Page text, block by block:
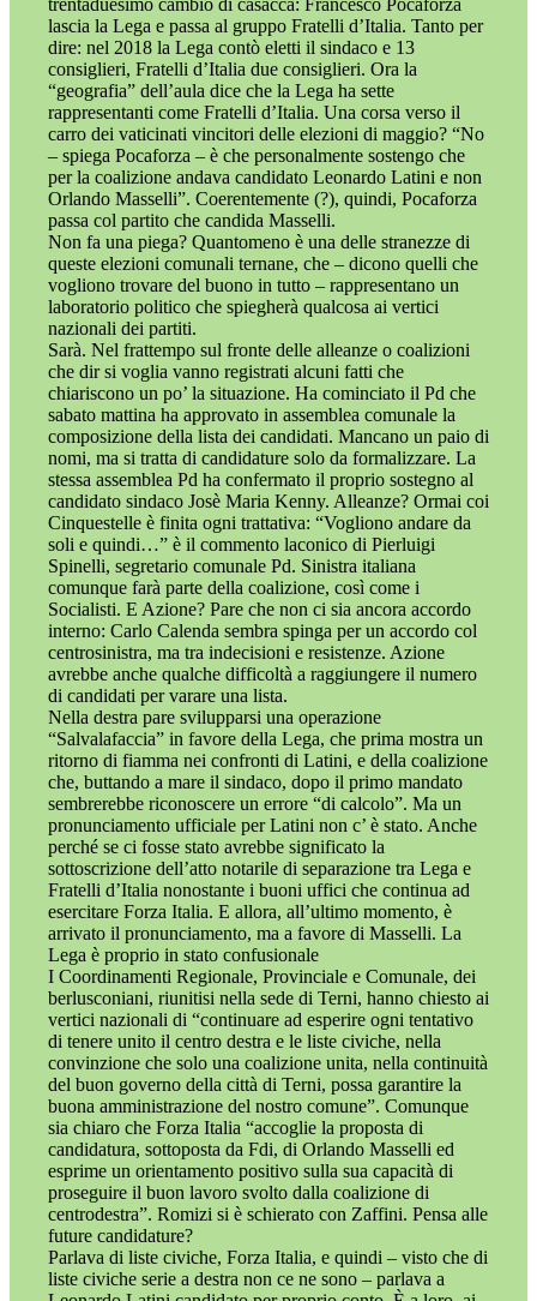
trentaduesimo cambio di casacca: Francesco Pocaforza
lascia la Lega e passa al gruppo Fratelli d’Italia. Tanto per
dire: nel 2018 la Lega contò eletti il sindaco e 13
consiglieri, Fratelli d’Italia due consiglieri. Ora la
“geografia” dell’aula dice che la Lega ha sette
rappresentanti come Fratelli d’Italia. Una corsa verso il
carro dei vaticinati vincitori delle elezioni di maggio? “No
– spiega Pocaforza – è che personalmente sostengo che
per la coalizione andava candidato Leonardo Latini e non
Orlando Masselli”. Coerentemente (?), quindi, Pocaforza
passa col partito che candida Masselli.
Non fa una piega? Quantomeno è una delle stranezze di
queste elezioni comunali ternane, che – dicono quelli che
vogliono trovare del buono in tutto – rappresentano un
laboratorio politico che spiegherà qualcosa ai vertici
nazionali dei partiti.
Sarà. Nel frattempo sul fronte delle alleanze o coalizioni
che dir si voglia vanno registrati alcuni fatti che
chiariscono un po’ la situazione. Ha cominciato il Pd che
sabato mattina ha approvato in assemblea comunale la
composizione della lista dei candidati. Mancano un paio di
nomi, ma si tratta di candidature solo da formalizzare. La
stessa assemblea Pd ha confermato il proprio sostegno al
candidato sindaco Josè Maria Kenny. Alleanze? Ormai coi
Cinquestelle è finita ogni trattativa: “Vogliono andare da
soli e quindi…” è il commento laconico di Pierluigi
Spinelli, segretario comunale Pd. Sinistra italiana
comunque farà parte della coalizione, così come i
Socialisti. E Azione? Pare che non ci sia ancora accordo
interno: Carlo Calenda sembra spinga per un accordo col
centrosinistra, ma tra indecisioni e resistenze. Azione
avrebbe anche qualche difficoltà a raggiungere il numero
di candidati per varare una lista.
Nella destra pare svilupparsi una operazione
“Salvalafaccia” in favore della Lega, che prima mostra un
ritorno di fiamma nei confronti di Latini, e della coalizione
che, buttando a mare il sindaco, dopo il primo mandato
sembrerebbe riconoscere un errore “di calcolo”. Ma un
pronunciamento ufficiale per Latini non c’ è stato. Anche
perché se ci fosse stato avrebbe significato la
sottoscrizione dell’atto notarile di separazione tra Lega e
Fratelli d’Italia nonostante i buoni uffici che continua ad
esercitare Forza Italia. E allora, all’ultimo momento, è
arrivato il pronunciamento, ma a favore di Masselli. La
Lega è proprio in stato confusionale
I Coordinamenti Regionale, Provinciale e Comunale, dei
berlusconiani, riunitisi nella sede di Terni, hanno chiesto ai
vertici nazionali di “continuare ad esperire ogni tentativo
di tenere unito il centro destra e le liste civiche, nella
convinzione che solo una coalizione unita, nella continuità
del buon governo della città di Terni, possa garantire la
buona amministrazione del nostro comune”. Comunque
sia chiaro che Forza Italia “accoglie la proposta di
candidatura, sottoposta da Fdi, di Orlando Masselli ed
esprime un orientamento positivo sulla sua capacità di
proseguire il buon lavoro svolto dalla coalizione di
centrodestra”. Romizi si è schierato con Zaffini. Pensa alle
future candidature?
Parlava di liste civiche, Forza Italia, e quindi – visto che di
liste civiche serie a destra non ce ne sono – parlava a